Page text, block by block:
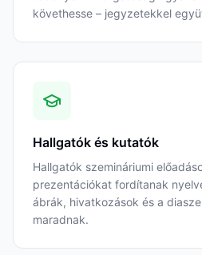
követhesse – jegyzetekkel
Hallgatók és kutatók
Hallgatók szemináriumi
prezentációkat fordítanak
ábrák, hivatkozások és a
maradnak.